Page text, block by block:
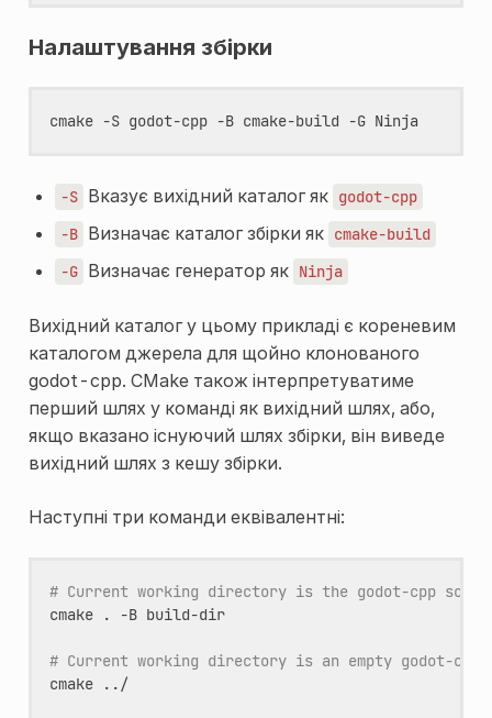
Налаштування збірки
cmake -S godot-cpp -B cmake-build -G Ninja
-S Вказує вихідний каталог як godot-cpp
-B Визначає каталог збірки як cmake-build
-G Визначає генератор як Ninja
Вихідний каталог у цьому прикладі є кореневим
каталогом джерела для щойно клонованого
godot-cpp. CMake також інтерпретуватиме
перший шлях у команді як вихідний шлях, або,
якщо вказано існуючий шлях збірки, він виведе
вихідний шлях з кешу збірки.
Наступні три команди еквівалентні:
# Current working directory is the godot-cpp
cmake
. -B build-dir
# Current working directory is an empty godot-
cmake
../